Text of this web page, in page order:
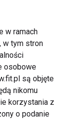
po
mogą
źródła
od
musi
na
w ramach
w tym stron
osobowe
są objęte
nikomu
korzystania z
o podanie